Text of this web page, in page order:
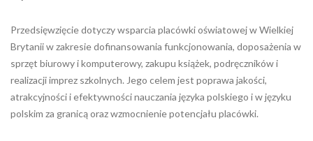
Przedsięwzięcie dotyczy wsparcia placówki oświatowej w Wielkiej
Brytanii w zakresie dofinansowania funkcjonowania, doposażenia w
sprzęt biurowy i komputerowy, zakupu książek, podręczników i
realizacji imprez szkolnych. Jego celem jest poprawa jakości,
atrakcyjności i efektywności nauczania języka polskiego i w języku
polskim za granicą oraz wzmocnienie potencjału placówki.